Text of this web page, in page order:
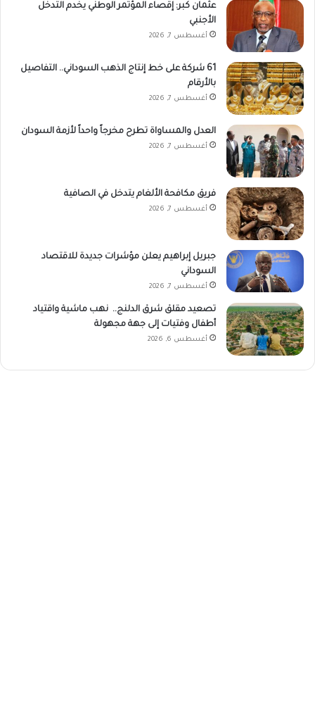
عثمان كبر: إقصاء المؤتمر الوطني يخدم التدخل
الأجنبي
أغسطس 7, 2026
61 شركة على خط إنتاج الذهب السوداني.. التفاصيل
بالأرقام
أغسطس 7, 2026
العدل والمساواة تطرح مخرجاً واحداً لأزمة السودان
أغسطس 7, 2026
فريق مكافحة الألغام يتدخل في الصافية
أغسطس 7, 2026
جبريل إبراهيم يعلن مؤشرات جديدة للاقتصاد
السوداني
أغسطس 7, 2026
تصعيد مقلق شرق الدلنج.. نهب ماشية واقتياد
أطفال وفتيات إلى جهة مجهولة
أغسطس 6, 2026